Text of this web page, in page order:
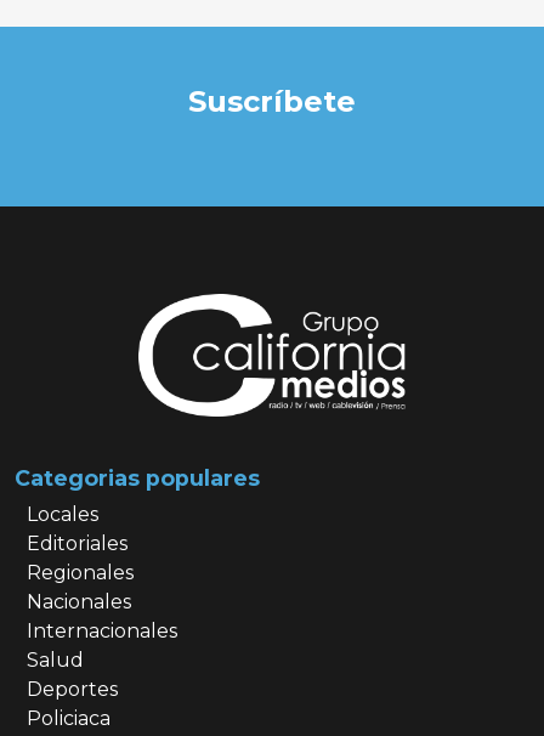
Suscríbete
Categorias populares
Locales
Editoriales
Regionales
Nacionales
Internacionales
Salud
Deportes
Policiaca